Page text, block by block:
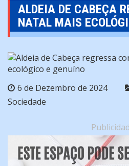
ALDEIA DE CABEÇA
NATAL MAIS
6 de Dezembro de 2024
Sociedade